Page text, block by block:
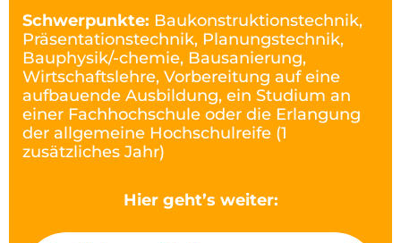
Schwerpunkte: Baukonstruktionstechnik,
Präsentationstechnik, Planungstechnik,
Bauphysik/-chemie, Bausanierung,
Wirtschaftslehre, Vorbereitung auf eine
aufbauende Ausbildung, ein Studium an
einer Fachhochschule oder die Erlangung
der allgemeine Hochschulreife (1
zusätzliches Jahr)
Hier geht’s weiter: